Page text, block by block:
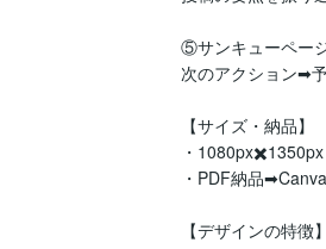
⑤サンキューペー
次のアクション➡︎
【サイズ・納品】
・1080px✖️1350px
・PDF納品
【デザインの特徴】